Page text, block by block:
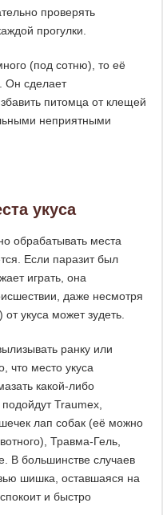
проверять
прогулки.
(под сотню), то её
Он сделает
питомца от клещей
неприятными
укуса
обрабатывать места
Если паразит был
играть, она
даже несмотря
укуса может зудеть.
ранку или
что место укуса
какой-либо
Traumex,
лап собак (её можно
Травма-Гель,
В большинстве случаев
шишка, оставшаяся на
и быстро